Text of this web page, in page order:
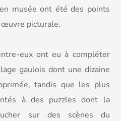
musée ont été des points
picturale.
eux ont eu à compléter
gaulois dont une dizaine
tandis que les plus
à des puzzles dont la
sur des scènes du